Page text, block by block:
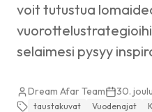
voit tutustua
selaimesi pysyy
Dream Afar Team 30.
taustakuvat Vuodenajat